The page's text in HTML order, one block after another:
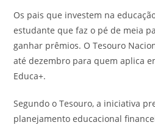
Os pais que investem na
estudante que faz o pé de meia
ganhar prêmios. O Tesouro
até dezembro para quem aplica
Educa+.
Segundo o Tesouro, a iniciativa
planejamento educacional